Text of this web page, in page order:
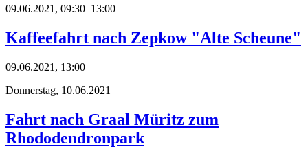
09.06.2021, 09:30–13:00
Kaffeefahrt nach Zepkow "Alte Scheune"
09.06.2021, 13:00
Donnerstag, 10.06.2021
Fahrt nach Graal Müritz zum
Rhododendronpark